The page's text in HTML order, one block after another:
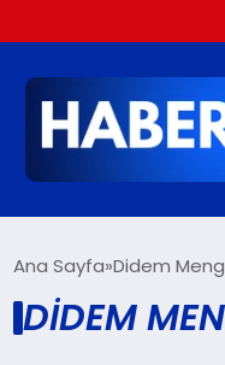
SIYASET
Ana Sayfa Didem
DIDEM